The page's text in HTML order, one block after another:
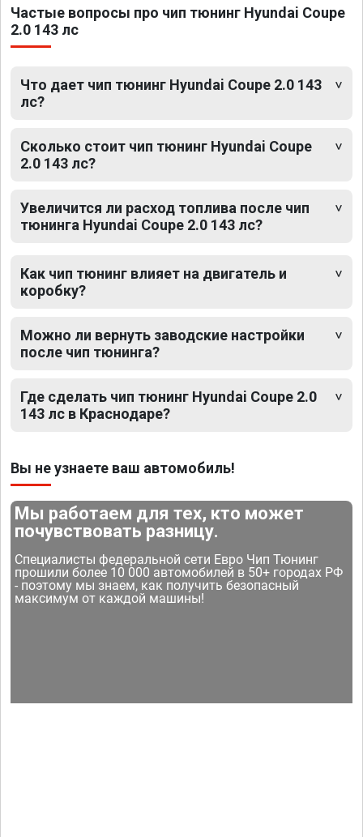
Частые вопросы про чип тюнинг Hyundai Coupe
2.0 143 лс
Что дает чип тюнинг Hyundai Coupe 2.0 143
лс?
Сколько стоит чип тюнинг Hyundai Coupe
2.0 143 лс?
Увеличится ли расход топлива после чип
тюнинга Hyundai Coupe 2.0 143 лс?
Как чип тюнинг влияет на двигатель и
коробку?
Можно ли вернуть заводские настройки
после чип тюнинга?
Где сделать чип тюнинг Hyundai Coupe 2.0
143 лс в Краснодаре?
Вы не узнаете ваш автомобиль!
Мы работаем для тех, кто может
почувствовать разницу.
Специалисты федеральной сети Евро Чип Тюнинг
прошили более 10 000 автомобилей в 50+ городах РФ
- поэтому мы знаем, как получить безопасный
максимум от каждой машины!